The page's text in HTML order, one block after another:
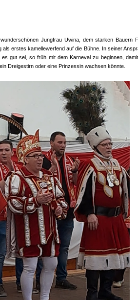
Jungfrau Uwina, dem starken Bauern
erstes kamellewerfend auf die Bühne. In seiner
gut sei, so früh mit dem Karneval zu beginnen,
Dreigestirn oder eine Prinzessin wachsen könnte.